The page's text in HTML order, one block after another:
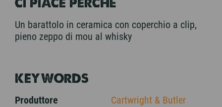
CI PIACE PERCHÉ
Un barattolo in ceramica con coperchio a clip,
pieno zeppo di mou al whisky
KEYWORDS
Produttore Cartwright & Butler